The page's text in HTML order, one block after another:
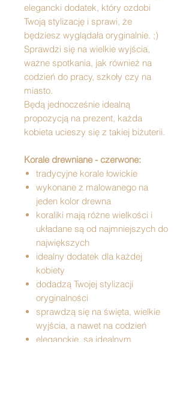
elegancki dodatek, który ozdobi
Twoją stylizację i sprawi, że
będziesz wyglądała oryginalnie. ;)
Sprawdzi się na wielkie wyjścia,
ważne spotkania, jak również na
codzień do pracy, szkoły czy na
miasto.
Będą jednocześnie idealną
propozycją na prezent, każda
kobieta ucieszy się z takiej biżuterii.
Korale drewniane - czerwone:
tradycyjne korale łowickie
wykonane z malowanego na
jeden kolor drewna
koraliki mają różne wielkości i
układane są od najmniejszych do
największych
idealny dodatek dla każdej
kobiety
dodadzą Twojej stylizacji
oryginalności
sprawdzą się na święta, wielkie
wyjścia, a nawet na codzień
eleganckie, są idealnym